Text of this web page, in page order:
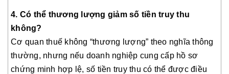
4. Có thể thương lượng giảm số tiền truy thu
không?
Cơ quan thuế không “thương lượng” theo nghĩa thông
thường, nhưng nếu doanh nghiệp cung cấp hồ sơ
chứng minh hợp lệ, số tiền truy thu có thể được điều